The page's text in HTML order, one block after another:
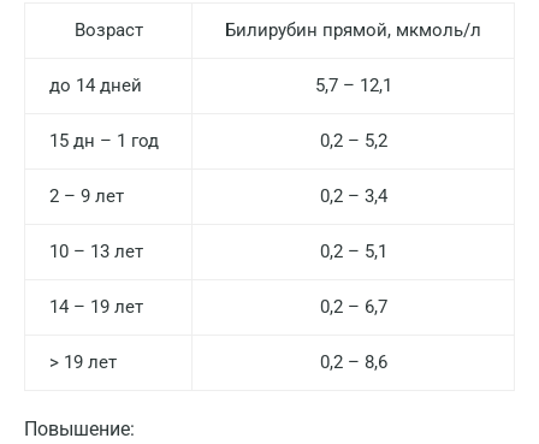
Возраст Билирубин прямой, мкмоль/л
до 14 дней 5,7 – 12,1
15 дн – 1 год 0,2 – 5,2
2 – 9 лет 0,2 – 3,4
10 – 13 лет 0,2 – 5,1
14 – 19 лет 0,2 – 6,7
> 19 лет 0,2 – 8,6
Повышение:
Москва